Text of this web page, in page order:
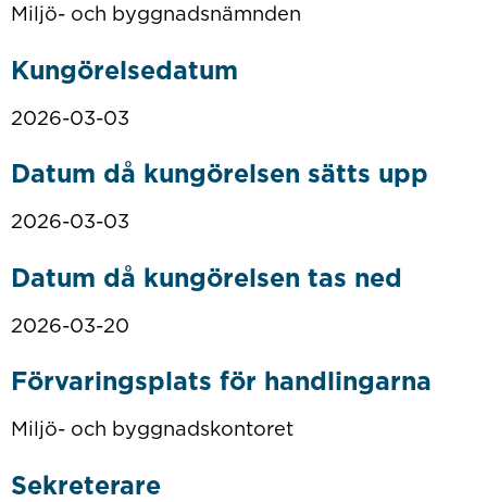
Miljö- och byggnadsnämnden
Kungörelsedatum
2026-03-03
Datum då kungörelsen sätts upp
2026-03-03
Datum då kungörelsen tas ned
2026-03-20
Förvaringsplats för handlingarna
Miljö- och byggnadskontoret
Sekreterare